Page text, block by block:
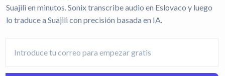
Suajili en minutos. Sonix transcribe audio en Eslovaco y luego
lo traduce a Suajili con precisión basada en IA.